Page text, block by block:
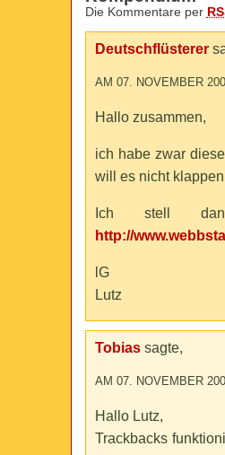
Die Kommentare per
Deutschflüsterer
AM 07. NOVEMBER
Hallo zusammen,
ich habe zwar
will es nicht
Ich stell
http://
lG
Lutz
Tobiassagte,
AM 07. NOVEMBER
Hallo Lutz,
Trackbacks